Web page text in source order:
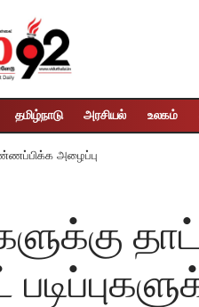
தமிழ்நாடு அரசியல் உலகம்
அழைப்பு